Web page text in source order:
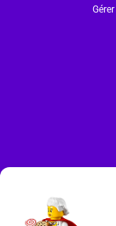
en restent les propriétaires.